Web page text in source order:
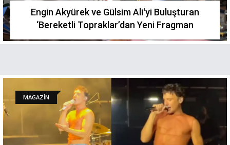
Engin Akyürek ve Gülsim Ali'yi Buluşturan
‘Bereketli Topraklar’dan Yeni Fragman
MAGAZİN